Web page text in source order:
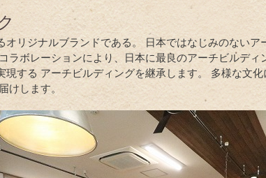
リジナルブランドである。 日本ではなじみのないア
ラボレーションにより、日本に最良のアーチビルデ
現する アーチビルディングを継承します。 多様な文
けします。